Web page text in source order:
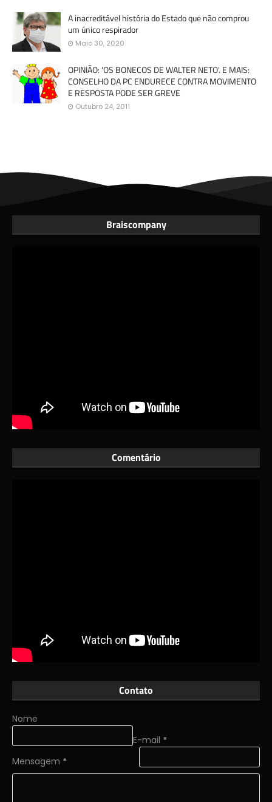
A inacreditável história do Estado que não comprou
um único respirador
Maio 30, 2020
OPINIÃO: 'OS BONECOS DE WALTER NETO'. E MAIS:
CONSELHO DA PC ENDURECE CONTRA MOVIMENTO
E RESPOSTA PODE SER GREVE
Outubro 24, 2011
Braiscompany
Comentário
Contato
Nome
E-mail *
Mensagem *